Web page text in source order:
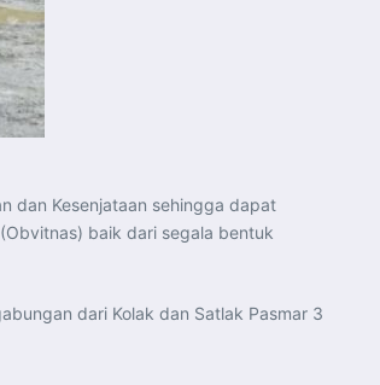
dan Kesenjataan sehingga dapat
baik dari segala bentuk
dari Kolak dan Satlak Pasmar 3